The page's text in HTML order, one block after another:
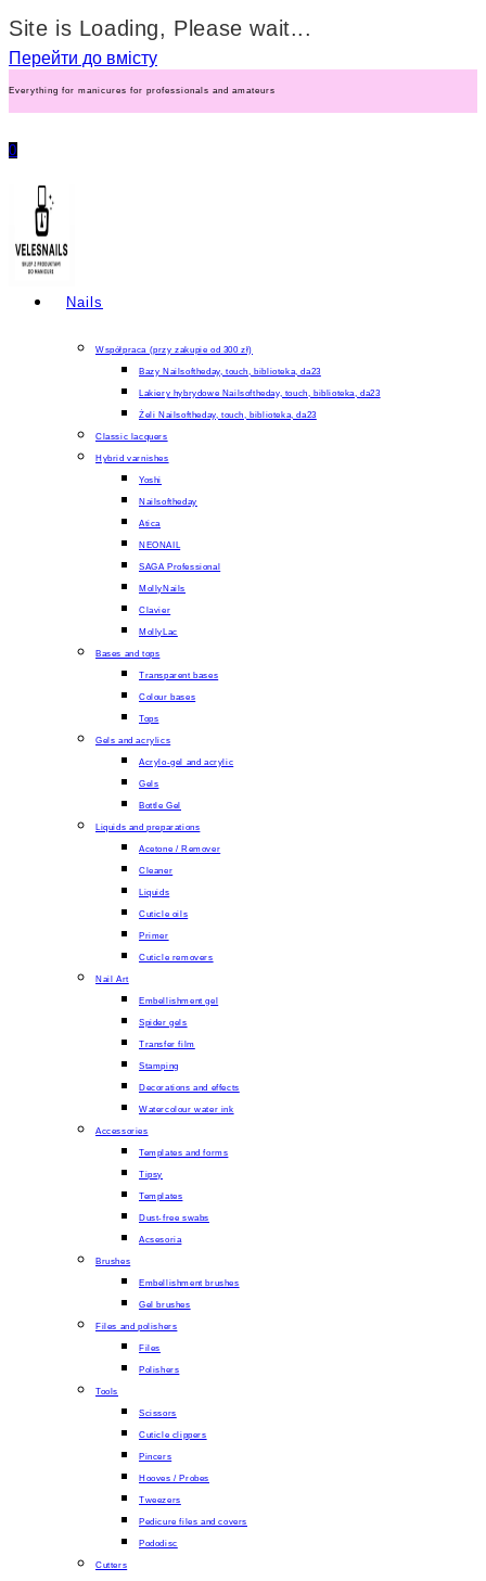
Site is Loading, Please wait...
Перейти до вмісту
Everything for manicures for professionals and amateurs
0
Nails
Współpraca (przy zakupie od 300 zł)
Bazy Nailsoftheday, touch, biblioteka, da23
Lakiery hybrydowe Nailsoftheday, touch, biblioteka, da23
Żeli Nailsoftheday, touch, biblioteka, da23
Classic lacquers
Hybrid varnishes
Yoshi
Nailsoftheday
Atica
NEONAIL
SAGA Professional
MollyNails
Clavier
MollyLac
Bases and tops
Transparent bases
Colour bases
Tops
Gels and acrylics
Acrylo-gel and acrylic
Gels
Bottle Gel
Liquids and preparations
Acetone / Remover
Cleaner
Liquids
Cuticle oils
Primer
Cuticle removers
Nail Art
Embellishment gel
Spider gels
Transfer film
Stamping
Decorations and effects
Watercolour water ink
Accessories
Templates and forms
Tipsy
Templates
Dust-free swabs
Acsesoria
Brushes
Embellishment brushes
Gel brushes
Files and polishers
Files
Polishers
Tools
Scissors
Cuticle clippers
Pincers
Hooves / Probes
Tweezers
Pedicure files and covers
Pododisc
Cutters